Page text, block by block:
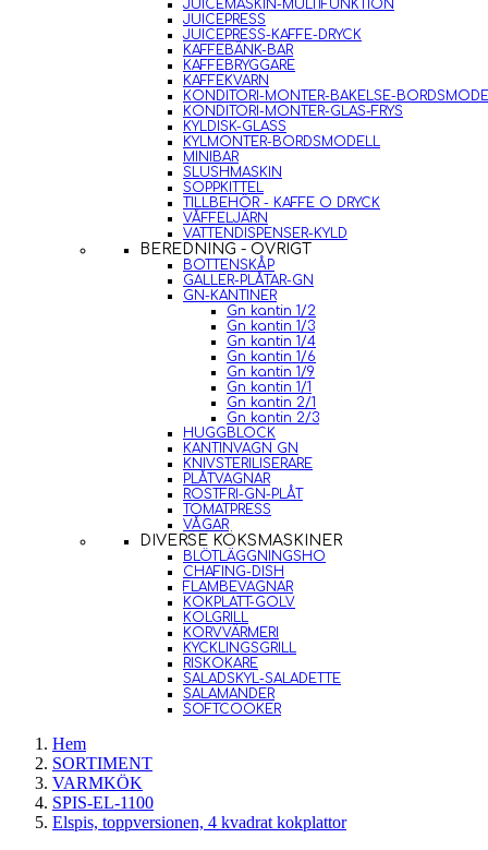
JUICEMASKIN-MULTIFUNKTION
JUICEPRESS
JUICEPRESS-KAFFE-DRYCK
KAFFEBÄNK-BAR
KAFFEBRYGGARE
KAFFEKVARN
KONDITORI-MONTER-BAKELSE-
KONDITORI-MONTER-GLAS-FRYS
KYLDISK-GLASS
KYLMONTER-BORDSMODELL
MINIBAR
SLUSHMASKIN
SOPPKITTEL
TILLBEHÖR - KAFFE O DRYCK
VÅFFELJÄRN
VATTENDISPENSER-KYLD
BEREDNING - ÖVRIGT
BOTTENSKÅP
GALLER-PLÅTAR-GN
GN-KANTINER
Gn kantin 1/2
Gn kantin 1/3
Gn kantin 1/4
Gn kantin 1/6
Gn kantin 1/9
Gn kantin 1/1
Gn kantin 2/1
Gn kantin 2/3
HUGGBLOCK
KANTINVAGN GN
KNIVSTERILISERARE
PLÅTVAGNAR
ROSTFRI-GN-PLÅT
TOMATPRESS
VÅGAR
DIVERSE KÖKSMASKINER
BLÖTLÄGGNINGSHO
CHAFING-DISH
FLAMBEVAGNAR
KOKPLATT-GOLV
KOLGRILL
KORVVÄRMERI
KYCKLINGSGRILL
RISKOKARE
SALADSKYL-SALADETTE
SALAMANDER
SOFTCOOKER
Hem
SORTIMENT
VARMKÖK
SPIS-EL-1100
Elspis, toppversionen, 4 kvadrat kokplattor